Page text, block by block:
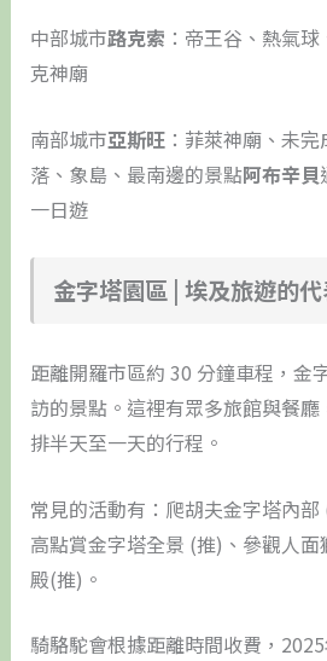
中部城市路克索 ：帝王谷、熱氣
克神廟
南部城市亞斯旺：菲萊神廟、未
落、象島、最南邊的景點阿布辛貝
一日遊
金字塔園區 | 埃及旅遊的
距離開羅市區約 30 分鐘車程，金
訪的景點。這裡有眾多旅館與餐
排半天至一天的行程。
常見的活動有：爬胡夫金字塔內
高點賞金字塔全景 (推)、參觀人
殿(推)。
騎駱駝會根據距離時間收費，